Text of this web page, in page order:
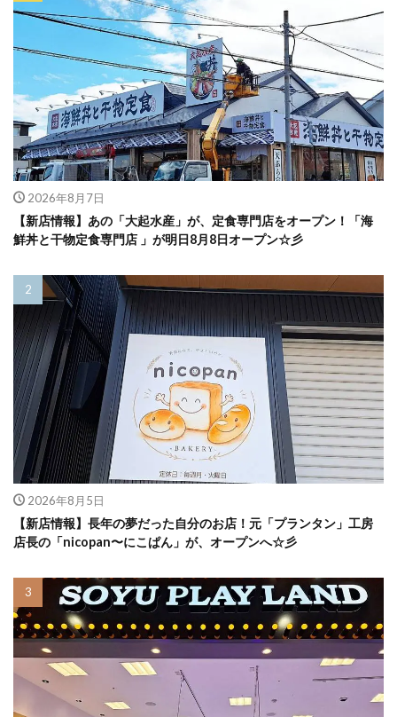
2026年8月7日
【新店情報】あの「大起水産」が、定食専門店をオープン！「海
鮮丼と干物定食専門店 」が明日8月8日オープン☆彡
2026年8月5日
【新店情報】長年の夢だった自分のお店！元「プランタン」工房
店長の「nicopan〜にこぱん」が、オープンへ☆彡